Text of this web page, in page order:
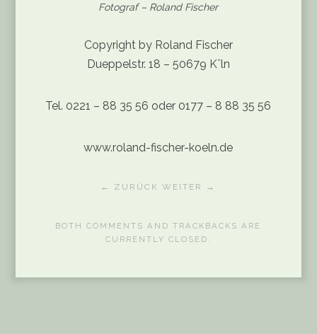
Fotograf – Roland Fischer
Copyright by Roland Fischer
Dueppelstr. 18 – 50679 Kˆln
Tel. 0221 – 88 35 56 oder 0177 – 8 88 35 56
www.roland-fischer-koeln.de
← ZURÜCK WEITER →
BOTH COMMENTS AND TRACKBACKS ARE
CURRENTLY CLOSED.